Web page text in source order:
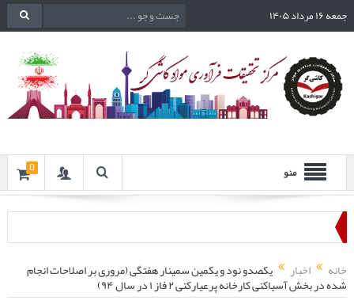
جمعه ۱۶ مرداد ۱۴۰۵
منو 0
خانه اخبار یکصدو نود و یکمین سمینار هفتگی (مروری بر اصلاحات انجام
شده در بخش آسیاکنی کارخانه پرعیارکنی ۲ فاز ۱ در سال ۹۴)